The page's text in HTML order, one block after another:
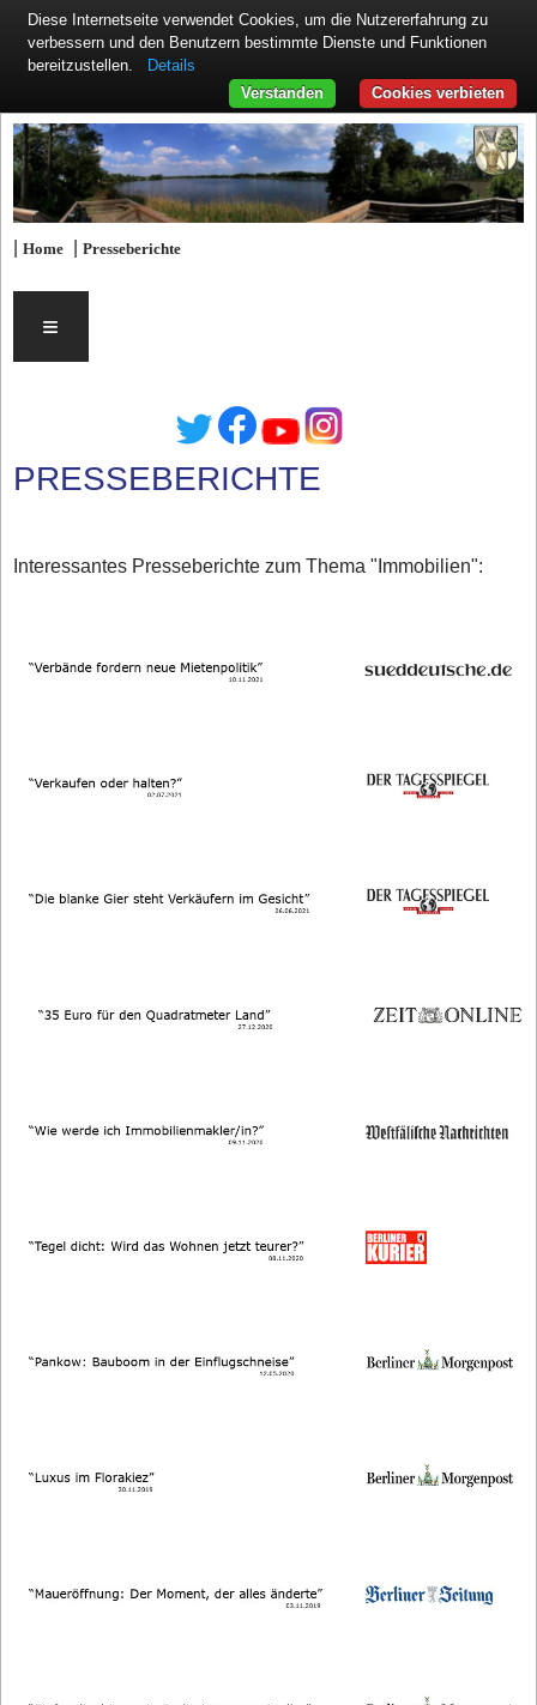
|Home |Presseberichte
≡
PRESSEBERICHTE
Interessantes Presseberichte zum Thema "Immobilien":
Diese Internetseite verwendet Cookies, um die Nutzererfahrung zu
verbessern und den Benutzern bestimmte Dienste und Funktionen
bereitzustellen.
Details
Cookies verbieten
Verstanden